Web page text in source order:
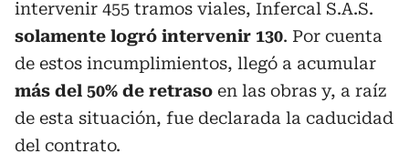
intervenir 455 tramos viales, Infercal S.A.S.
solamente logró intervenir 130. Por cuenta
de estos incumplimientos, llegó a acumular
más del 50% de retraso en las obras y, a raíz
de esta situación, fue declarada la caducidad
del contrato.